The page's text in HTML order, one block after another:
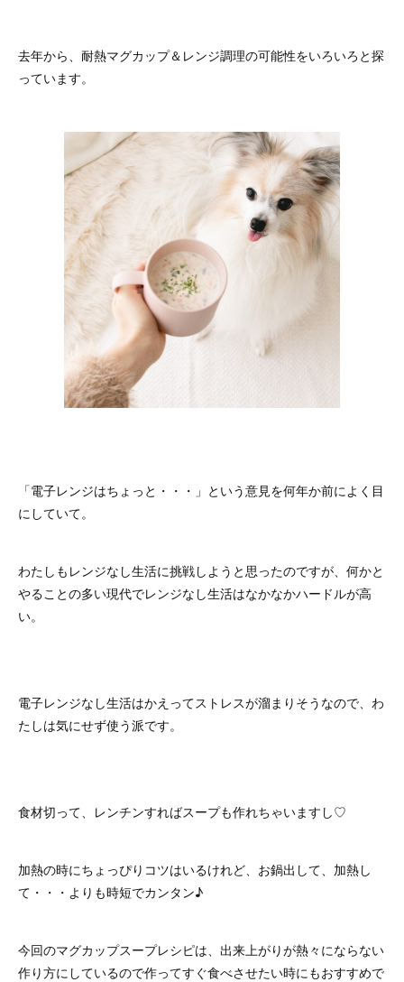
去年から、耐熱マグカップ＆レンジ調理の可能性をいろいろと探
っています。
「電子レンジはちょっと・・・」という意見を何年か前によく目
にしていて。
わたしもレンジなし生活に挑戦しようと思ったのですが、何かと
やることの多い現代でレンジなし生活はなかなかハードルが高
い。
電子レンジなし生活はかえってストレスが溜まりそうなので、わ
たしは気にせず使う派です。
食材切って、レンチンすればスープも作れちゃいますし♡
加熱の時にちょっぴりコツはいるけれど、お鍋出して、加熱し
て・・・よりも時短でカンタン♪
今回のマグカップスープレシピは、出来上がりが熱々にならない
作り方にしているので作ってすぐ食べさせたい時にもおすすめで